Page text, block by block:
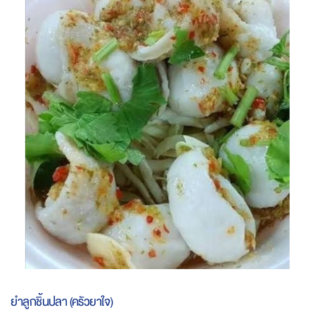
end
images
gallery
to
the
ยำลูกชิ้นปลา (ครัวยาใจ)